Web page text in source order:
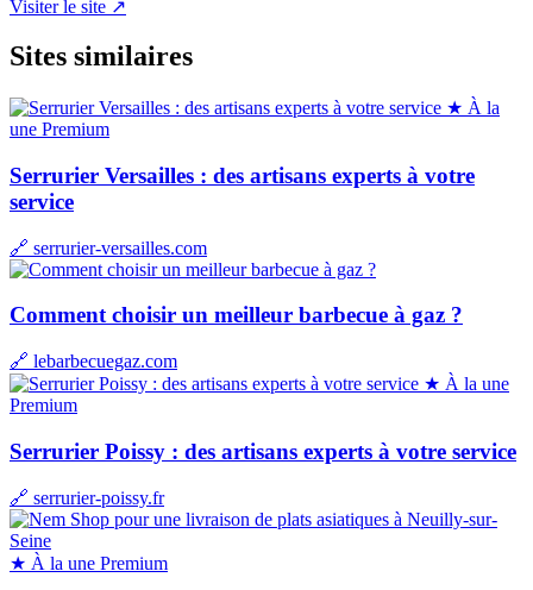
Visiter le site ↗
Sites similaires
★ À la
une Premium
Serrurier Versailles : des artisans experts à votre
service
🔗 serrurier-versailles.com
Comment choisir un meilleur barbecue à gaz ?
🔗 lebarbecuegaz.com
★ À la une
Premium
Serrurier Poissy : des artisans experts à votre service
🔗 serrurier-poissy.fr
★ À la une Premium